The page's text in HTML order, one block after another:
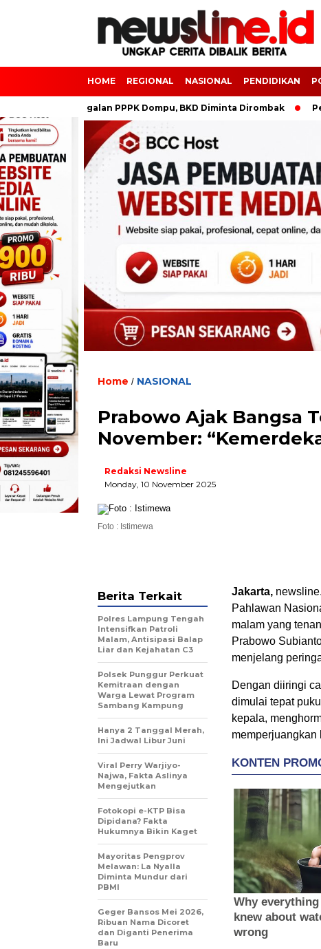
HOME REGIONAL NASIONAL PENDIDIKAN
Kejanggalan PPPK Dompu, BKD Diminta Dirombak
Home / NASIONAL
Prabowo Ajak Bangsa
November:
Redaksi Newsline
Monday, 10 November 2025
Foto : Istimewa
Jakarta,
Pahlawan
malam yang
Prabowo
menjelang
Dengan diiringi
dimulai tepat
kepala,
memperjuangkan
Berita Terkait
Polres Lampung Tengah
Intensifkan Patroli
Malam, Antisipasi Balap
Liar dan Kejahatan C3
Polsek Punggur Perkuat
Kemitraan dengan
Warga Lewat Program
Sambang Kampung
Hanya 2 Tanggal Merah,
Ini Jadwal Libur Juni
Viral Perry Warjiyo-
Najwa, Fakta Aslinya
Mengejutkan
Fotokopi e-KTP Bisa
Dipidana? Fakta
Hukumnya Bikin Kaget
Mayoritas Pengprov
Melawan: La Nyalla
Diminta Mundur dari
PBMI
Geger Bansos Mei 2026,
Ribuan Nama Dicoret
dan Diganti Penerima
Baru